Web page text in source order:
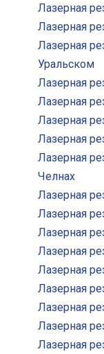
Лазерная
Лазерная
Лазерная
Уральском
Лазерная
Лазерная
Лазерная
Лазерная
Лазерная
Челнах
Лазерная
Лазерная
Лазерная
Лазерная
Лазерная
Лазерная
Лазерная
Лазерная
Лазерная